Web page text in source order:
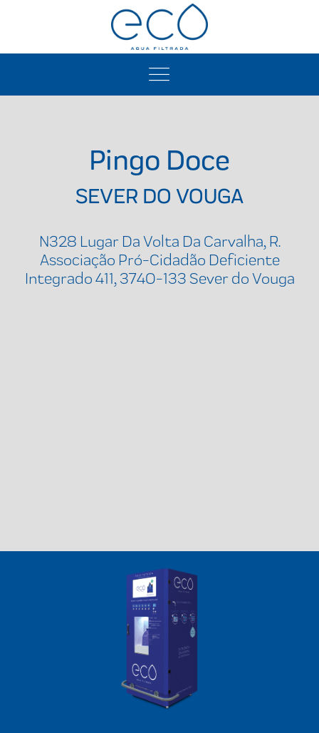
Pingo Doce
SEVER DO VOUGA
N328 Lugar Da Volta Da Carvalha, R.
Associação Pró-Cidadão Deficiente
Integrado 411, 3740-133 Sever do Vouga